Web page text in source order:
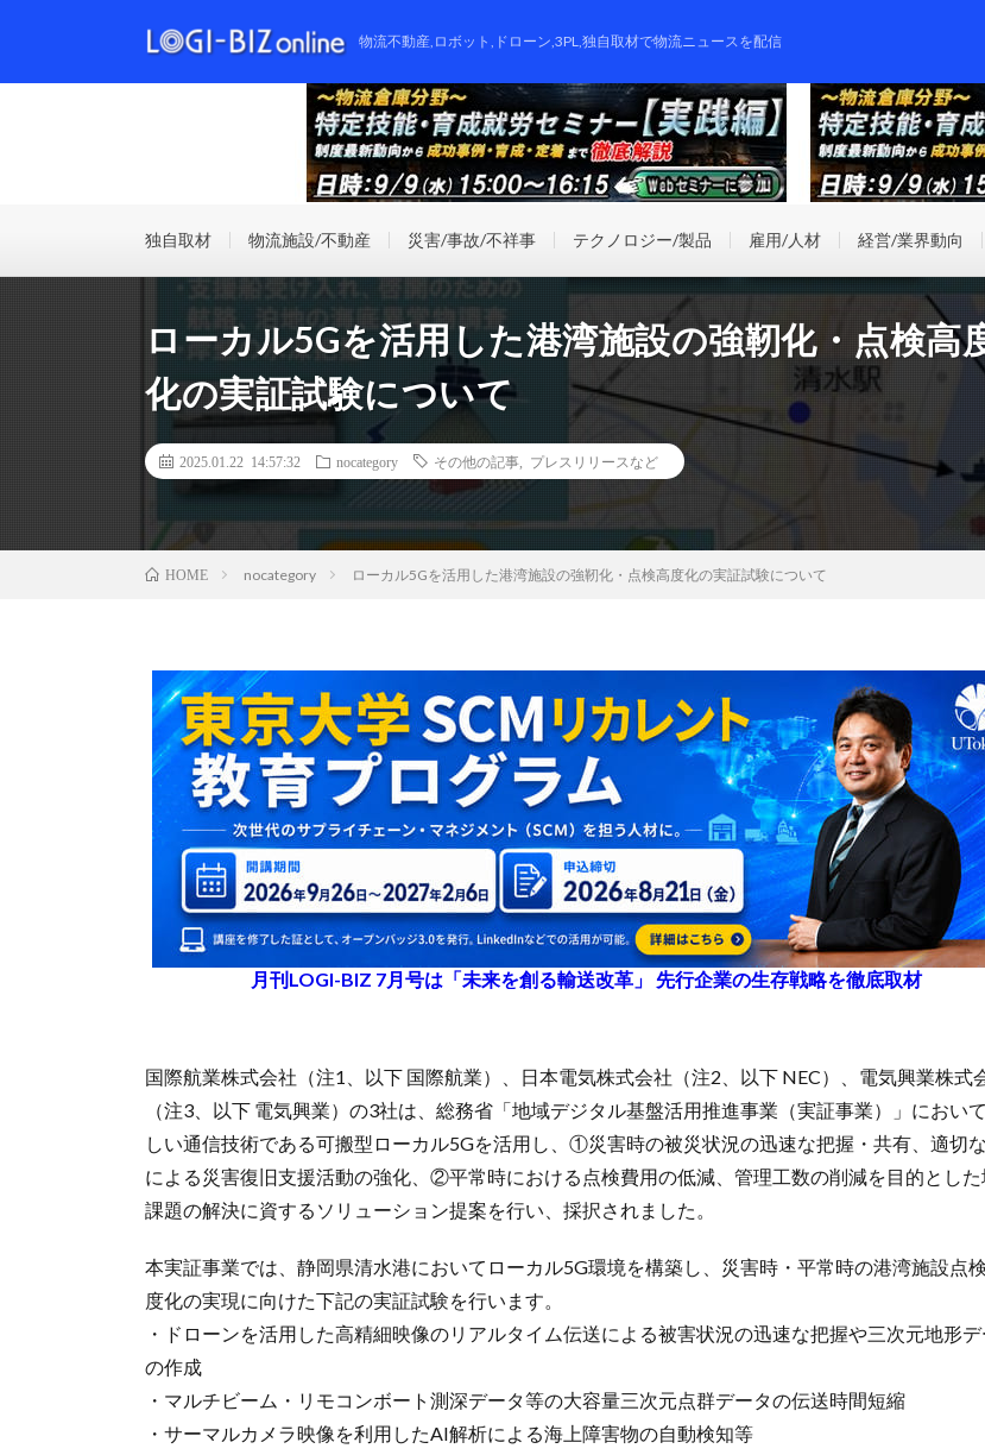
物流不動産,ロボット,ドローン,3PL,独自取材で物流ニュースを配信
独自取材 物流施設/不動産 災害/事故/不祥事 テクノロジー/製品 雇用/人材 経営/業界動向
ローカル5Gを活用した港湾施設の強靭化・点検高
化の実証試験について
2025.01.22 14:57:32 nocategory その他の記事 プレスリリースなど
HOME nocategory ローカル5Gを活用した港湾施設の強靭化・点検高度化の実証試験について
月刊LOGI-BIZ 7月号は「未来を創る輸送改革」 先行企業の生存戦略を徹底取材
国際航業株式会社（注1、以下 国際航業）、日本電気株式会社（注2、以下 NEC）、電気興業株式
（注3、以下 電気興業）の3社は、総務省「地域デジタル基盤活用推進事業（実証事業）」におい
しい通信技術である可搬型ローカル5Gを活用し、①災害時の被災状況の迅速な把握・共有、適切
による災害復旧支援活動の強化、②平常時における点検費用の低減、管理工数の削減を目的とし
課題の解決に資するソリューション提案を行い、採択されました。
本実証事業では、静岡県清水港においてローカル5G環境を構築し、災害時・平常時の港湾施設点
度化の実現に向けた下記の実証試験を行います。
・ドローンを活用した高精細映像のリアルタイム伝送による被害状況の迅速な把握や三次元地形デ
の作成
・マルチビーム・リモコンボート測深データ等の大容量三次元点群データの伝送時間短縮
・サーマルカメラ映像を利用したAI解析による海上障害物の自動検知等